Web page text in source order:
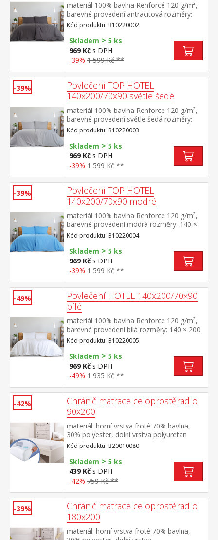
materiál 100% bavlna Renforcé 120 g/m²,
barevné provedení antracitová rozměry:
140 × 200 cm + 70 × 90 cm pevné, odolné,
stálobarevné, nesrážlivá úprava, hotelový
uzávěr pratelné do 60 °C
Kód produktu: B10220002
Skladem > 5 ks
969 Kč s DPH
-39% 1 599 Kč **
-39%
Povlečení TOP HOTEL
140x200/70x90 světle šedé
materiál 100% bavlna Renforcé 120 g/m²,
barevné provedení světle šedá rozměry:
140 × 200 cm + 70 × 90 cm pevné, odolné,
stálobarevné, nesrážlivá úprava, hotelový
uzávěr pratelné do 60 °C
Kód produktu: B10220003
Skladem > 5 ks
969 Kč s DPH
-39% 1 599 Kč **
-39%
Povlečení TOP HOTEL
140x200/70x90 modré
materiál 100% bavlna Renforcé 120 g/m²,
barevné provedení modrá rozměry: 140 ×
200 cm + 70 × 90 cm pevné, odolné,
stálobarevné, nesrážlivá úprava, hotelový
uzávěr pratelné do 60 °C
Kód produktu: B10220004
Skladem > 5 ks
969 Kč s DPH
-39% 1 599 Kč **
-49%
Povlečení HOTEL 140x200/70x90
bílé
materiál 100% bavlna Renforcé 120 g/m²,
barevné provedení bílá rozměry: 140 × 200
cm + 70 × 90 cm pevné, odolné,
stálobarevné, nesrážlivá úprava, hotelový
uzávěr pratelné do 60 °C
Kód produktu: B10220005
Skladem > 5 ks
969 Kč s DPH
-49% 1 935 Kč **
-42%
Chránič matrace celoprostěradlo
90x200
materiál: horní vrstva froté 70% bavlna,
30% polyester, dolní vrstva polyuretan
barevné provedení bílá obšito gumou,
pratelné do 60 °C
Kód produktu: B20010080
Skladem > 5 ks
439 Kč s DPH
-42% 759 Kč **
-39%
Chránič matrace celoprostěradlo
180x200
materiál: horní vrstva froté 70% bavlna,